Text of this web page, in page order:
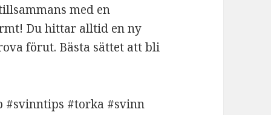
med en
Du hittar alltid en ny
förut. Bästa sättet att bli
#svinntips #torka #svinn